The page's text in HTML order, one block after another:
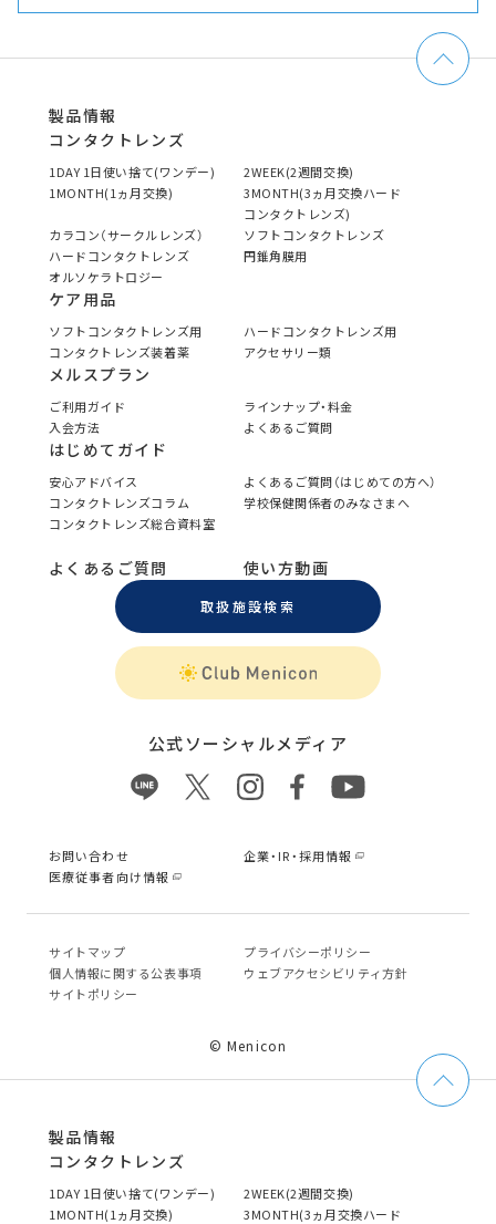
製品情報
コンタクトレンズ
1DAY 1日使い捨て(ワンデー)
2WEEK(2週間交換)
1MONTH(1ヵ月交換)
3MONTH(3ヵ月交換ハード
コンタクトレンズ)
カラコン（サークルレンズ）
ソフトコンタクトレンズ
ハードコンタクトレンズ
円錐角膜用
オルソケラトロジー
ケア用品
ソフトコンタクトレンズ用
ハードコンタクトレンズ用
コンタクトレンズ装着薬
アクセサリー類
メルスプラン
ご利用ガイド
ラインナップ・料金
入会方法
よくあるご質問
はじめてガイド
安心アドバイス
よくあるご質問（はじめての方へ）
コンタクトレンズコラム
学校保健関係者のみなさまへ
コンタクトレンズ総合資料室
よくあるご質問 使い方動画
取扱施設検索
公式ソーシャルメディア
お問い合わせ
企業・IR・採用情報
医療従事者向け情報
サイトマップ
プライバシーポリシー
個⼈情報に関する公表事項
ウェブアクセシビリティ方針
サイトポリシー
© Menicon
製品情報
コンタクトレンズ
1DAY 1日使い捨て(ワンデー)
2WEEK(2週間交換)
1MONTH(1ヵ月交換)
3MONTH(3ヵ月交換ハード